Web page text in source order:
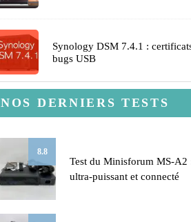
Synology DSM 7.4.1 :
bugs USB
NOS DERNIERS TESTS
8.8
Test du Minisforum MS-A2
ultra-puissant et connecté